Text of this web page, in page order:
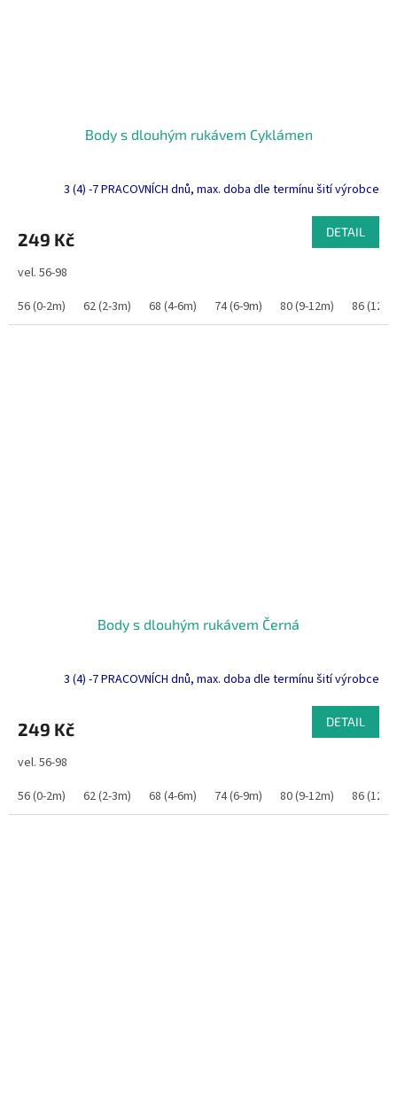
Body s dlouhým rukávem Cyklámen
3 (4) -7 PRACOVNÍCH dnů, max. doba dle termínu šití výrobce
249 Kč DETAIL
vel. 56-98
56 (0-2m)
62 (2-3m) 68 (4-6m) 74 (6-9m) 80 (9-12m) 86 (12-
Body s dlouhým rukávem Černá
3 (4) -7 PRACOVNÍCH dnů, max. doba dle termínu šití výrobce
249 Kč DETAIL
vel. 56-98
56 (0-2m)
62 (2-3m) 68 (4-6m) 74 (6-9m) 80 (9-12m) 86 (12-